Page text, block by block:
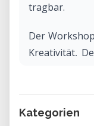
tragbar.
Der
Kreativität,
Kategorien